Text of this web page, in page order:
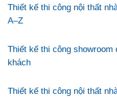
Thiết kế thi công nội thất
A–Z
Thiết kế thi công showroom
khách
Thiết kế thi công nội thất